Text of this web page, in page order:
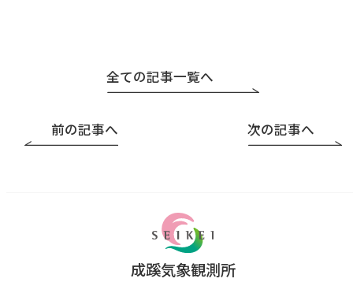
前の記事へ
全ての記事一覧へ
次の記事へ
成蹊気象観測所